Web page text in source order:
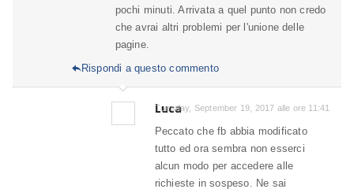
pochi minuti. Arrivata a quel punto non credo
che avrai altri problemi per l'unione delle
pagine.
Rispondi a questo commento
Luca
Tuesday, September 19, 2017 alle ore 11:41
Peccato che fb abbia modificato
tutto ed ora sembra non esserci
alcun modo per accedere alle
richieste in sospeso. Ne sai